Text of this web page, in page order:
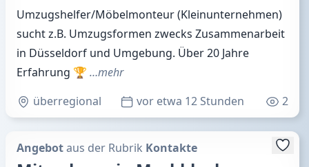
Umzugshelfer/Möbelmonteur (Kleinunternehmen)
sucht z.B. Umzugsformen zwecks Zusammenarbeit
in Düsseldorf und Umgebung. Über 20 Jahre
Erfahrung 🏆 …mehr
überregional
vor etwa 12 Stunden 2
Angebotaus der Rubrik Kontakte